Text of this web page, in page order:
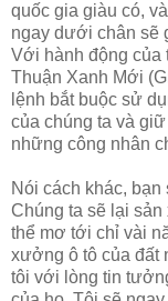
quốc gia giàu có,
ngay dưới chân sẽ
Với hành động của
Thuận Xanh Mới
lệnh bắt buộc sử
của chúng ta và
những công nhân
Nói cách khác, bạn
Chúng ta sẽ lại
thể mơ tới chỉ vài
xưởng ô tô của đất
tôi với lòng tin